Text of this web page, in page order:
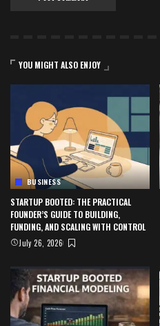
YOU MIGHT ALSO ENJOY
BUSINESS
STARTUP BOOTED: THE PRACTICAL
FOUNDER’S GUIDE TO BUILDING,
FUNDING, AND SCALING WITH CONTROL
July 26, 2026